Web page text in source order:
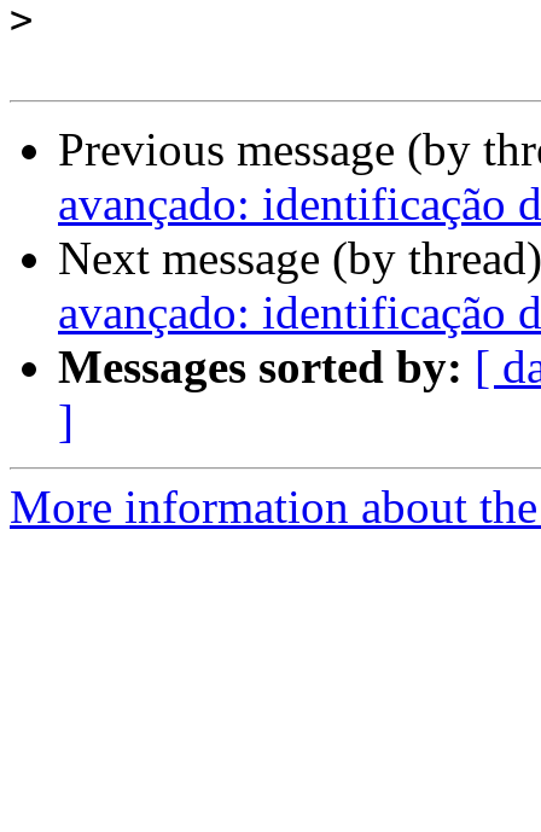
>
Previous message (by
avançado: identificação
Next message (by
avançado: identificação
Messages sorted by: [
]
More information about